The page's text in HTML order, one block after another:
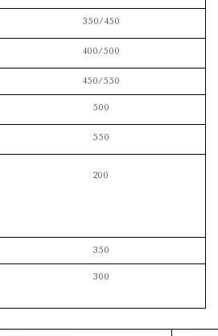
350/450
400/500
450/550
500
550
200
350
300